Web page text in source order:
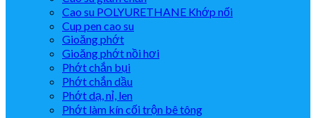
Cao su POLYURETHANE Khớp nối
Cup pen cao su
Gioăng phớt
Gioăng phớt nồi hơi
Phớt chắn bụi
Phớt chắn dầu
Phớt dạ, nỉ, len
Phớt làm kín cối trộn bê tông